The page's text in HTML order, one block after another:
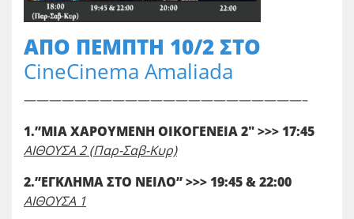
ΑΠΟ ΠΕΜΠΤΗ 10/2 ΣΤΟ
CineCinema Amaliada
——————————————————————–
1.”ΜΙΑ ΧΑΡΟΥΜΕΝΗ ΟΙΚΟΓΕΝΕΙΑ 2″ >>> 17:45
ΑΙΘΟΥΣΑ 2 (Παρ-Σαβ-Κυρ)
2.”ΕΓΚΛΗΜΑ ΣΤΟ ΝΕΙΛΟ” >>> 19:45 & 22:00
ΑΙΘΟΥΣΑ 1